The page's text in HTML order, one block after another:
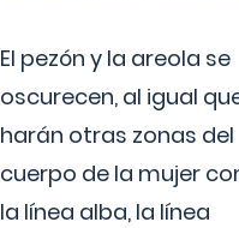
El pezón y la areola se
oscurecen, al igual
harán otras zonas del
cuerpo de la mujer
la línea alba, la línea